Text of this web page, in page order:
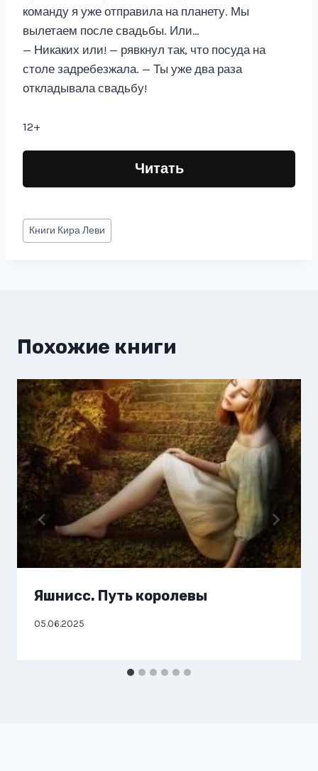
команду я уже отправила на планету. Мы
вылетаем после свадьбы. Или…
— Никаких или! — рявкнул так, что посуда на
столе задребезжала. — Ты уже два раза
откладывала свадьбу!
12+
Читать
Метки
записи:
Книги Кира Леви
Похожие книги
Яшнисс. Путь королевы
05.06.2025